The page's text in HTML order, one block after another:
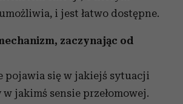
i jest łatwo dostępne.
zaczynając od
pojawia się w jakiejś sytuacji
jakimś sensie przełomowej.